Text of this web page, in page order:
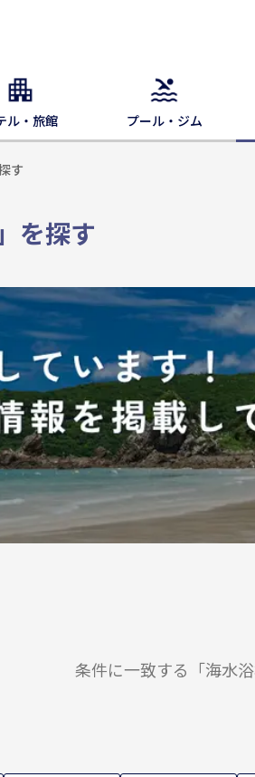
ル・旅館 プール・ジム
す
を探す
条件に一致する 「海水